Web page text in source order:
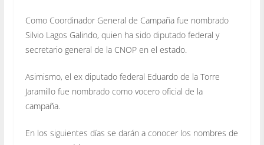
Como Coordinador General de Campaña fue nombrado
Silvio Lagos Galindo, quien ha sido diputado federal y
secretario general de la CNOP en el estado.
Asimismo, el ex diputado federal Eduardo de la Torre
Jaramillo fue nombrado como vocero oficial de la
campaña.
En los siguientes días se darán a conocer los nombres de